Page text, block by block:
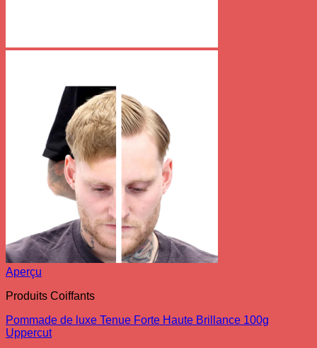
Aperçu
Produits Coiffants
Pommade de luxe Tenue Forte Haute Brillance 100g
Uppercut